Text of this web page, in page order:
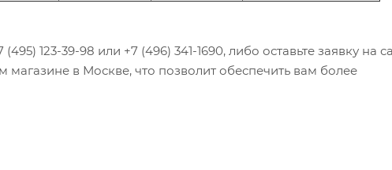
123-39-98 или +7 (496) 341-1690, либо оставьте заявку на
в Москве, что позволит обеспечить вам более